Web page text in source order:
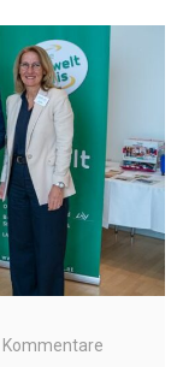
Kommentare